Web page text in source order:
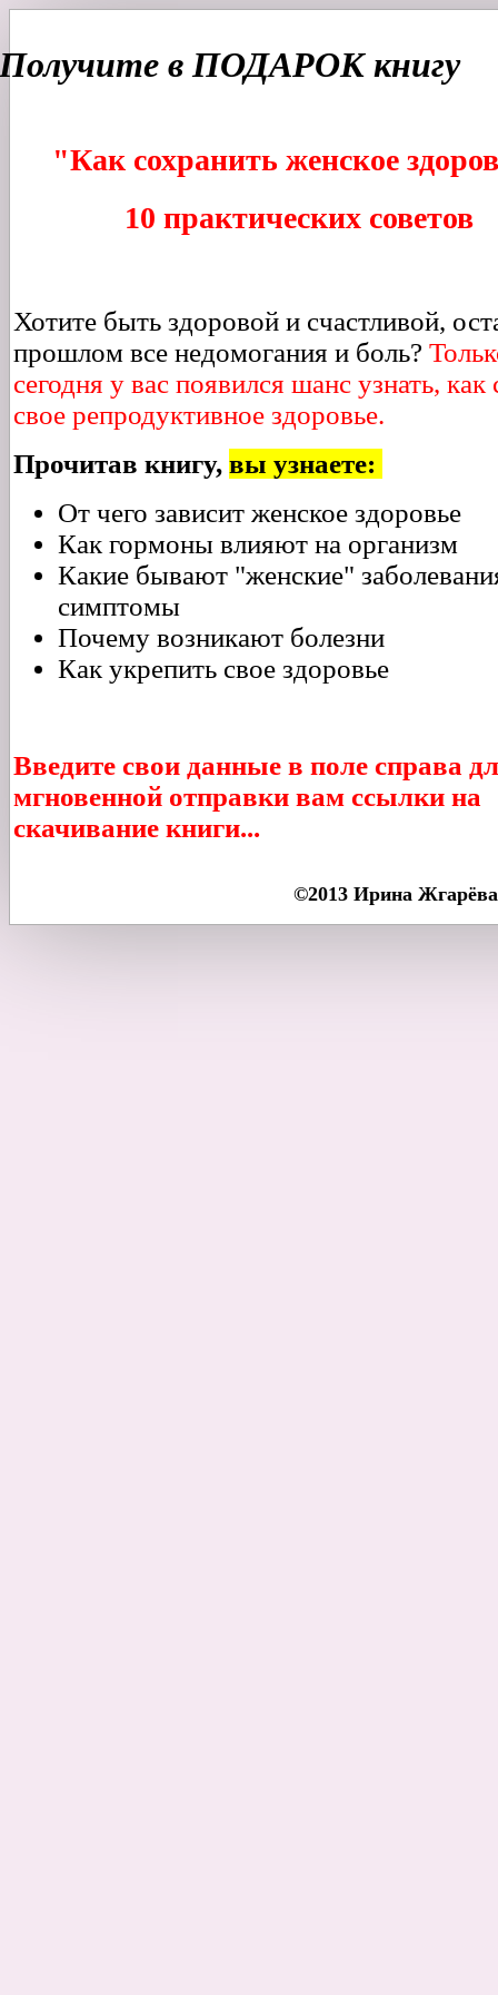
Получите в ПОДАРОК книгу
"Как сохранить женское
10 практических советов
Хотите быть здоровой и счастливой,
прошлом все недомогания и боль?
сегодня у вас появился шанс узнать, как
свое репродуктивное здоровье.
Прочитав книгу, вы узнаете:
От чего зависит женское здоровье
Как гормоны влияют на организм
Какие бывают "женские"
симптомы
Почему возникают болезни
Как укрепить свое здоровье
Введите свои данные в поле справа
мгновенной отправки вам ссылки на
скачивание книги...
©2013 Ирина